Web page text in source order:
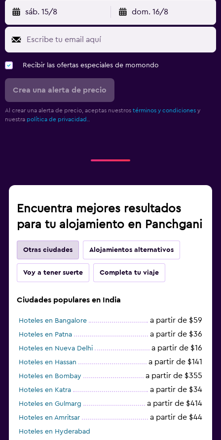
sáb. 15/8 dom. 16/8
Recibir las ofertas especiales de momondo
Crea una alerta de precio
Al crear una alerta de precio, aceptas nuestros términos y condiciones y
nuestra política de privacidad.
Encuentra mejores resultados
para tu alojamiento en Panchgani
Otras ciudades Alojamientos alternativos
Voy a tener suerte Completa tu viaje
Ciudades populares en India
Hoteles en Bangalore a partir de $59
Hoteles en Patna a partir de $36
Hoteles en Nueva Delhi a partir de $16
Hoteles en Hassan a partir de $141
Hoteles en Bombay a partir de $355
Hoteles en Katra a partir de $34
Hoteles en Gulmarg a partir de $414
Hoteles en Amritsar a partir de $44
Hoteles en Hyderabad